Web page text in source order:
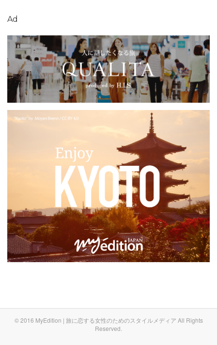
Ad
© 2016 MyEdition | 旅に恋する女性のためのスタイルメディア All Rights
Reserved.